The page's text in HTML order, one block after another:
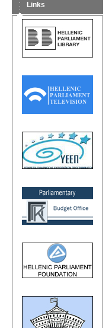
Links